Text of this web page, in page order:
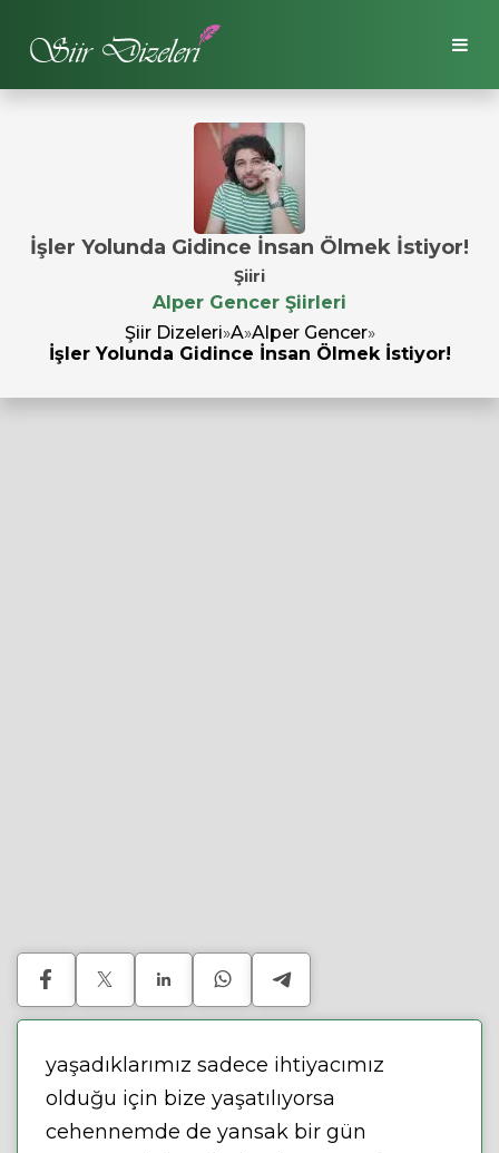
İşler Yolunda Gidince İnsan Ölmek İstiyor!
Şiiri
Alper Gencer Şiirleri
Şiir Dizeleri»A»Alper Gencer»
İşler Yolunda Gidince İnsan Ölmek İstiyor!
yaşadıklarımız sadece ihtiyacımız
olduğu için bize yaşatılıyorsa
cehennemde de yansak bir gün